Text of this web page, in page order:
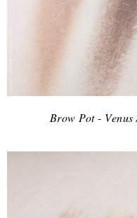
Brow Pot -